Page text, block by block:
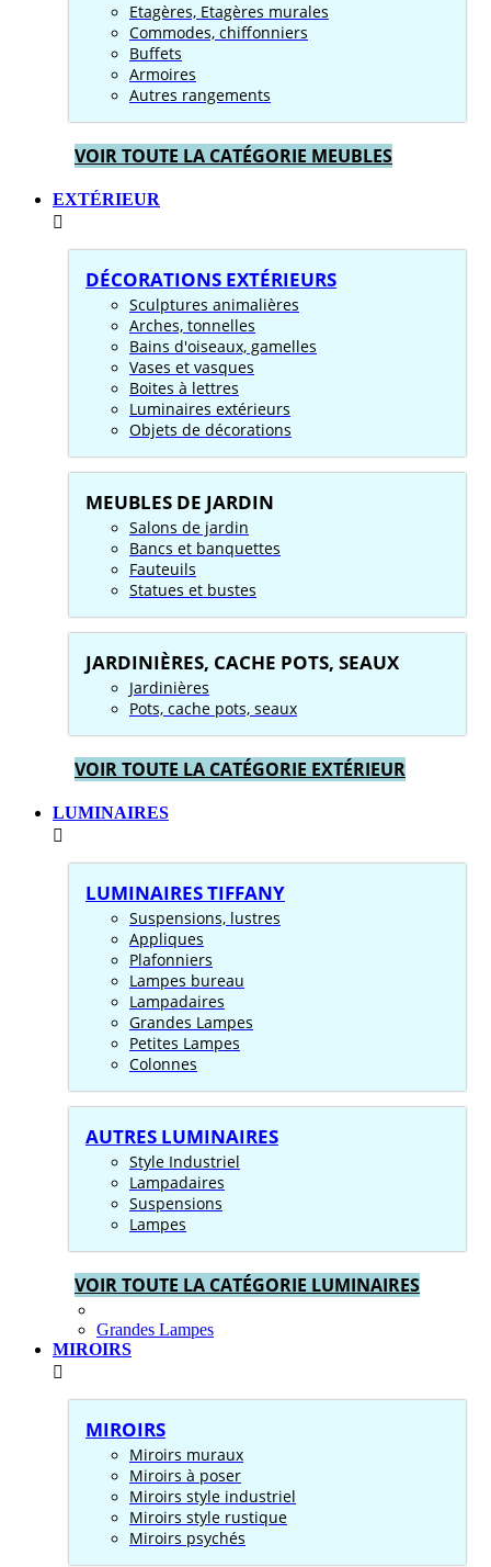
Etagères, Etagères murales
Commodes, chiffonniers
Buffets
Armoires
Autres rangements
VOIR TOUTE LA CATÉGORIE MEUBLES
EXTÉRIEUR
DÉCORATIONS EXTÉRIEURS
Sculptures animalières
Arches, tonnelles
Bains d'oiseaux, gamelles
Vases et vasques
Boites à lettres
Luminaires extérieurs
Objets de décorations
MEUBLES DE JARDIN
Salons de jardin
Bancs et banquettes
Fauteuils
Statues et bustes
JARDINIÈRES, CACHE POTS, SEAUX
Jardinières
Pots, cache pots, seaux
VOIR TOUTE LA CATÉGORIE EXTÉRIEUR
LUMINAIRES
LUMINAIRES TIFFANY
Suspensions, lustres
Appliques
Plafonniers
Lampes bureau
Lampadaires
Grandes Lampes
Petites Lampes
Colonnes
AUTRES LUMINAIRES
Style Industriel
Lampadaires
Suspensions
Lampes
VOIR TOUTE LA CATÉGORIE LUMINAIRES
Grandes Lampes
MIROIRS
MIROIRS
Miroirs muraux
Miroirs à poser
Miroirs style industriel
Miroirs style rustique
Miroirs psychés